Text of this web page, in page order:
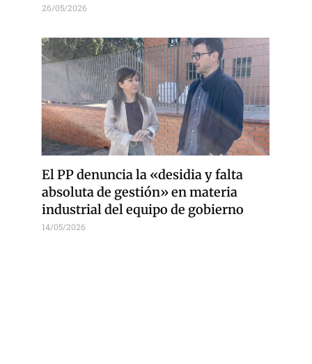
26/05/2026
El PP denuncia la «desidia y falta
absoluta de gestión» en materia
industrial del equipo de gobierno
14/05/2026